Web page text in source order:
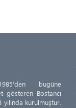
bugüne
gösteren Bostancı
kurulmuştur.